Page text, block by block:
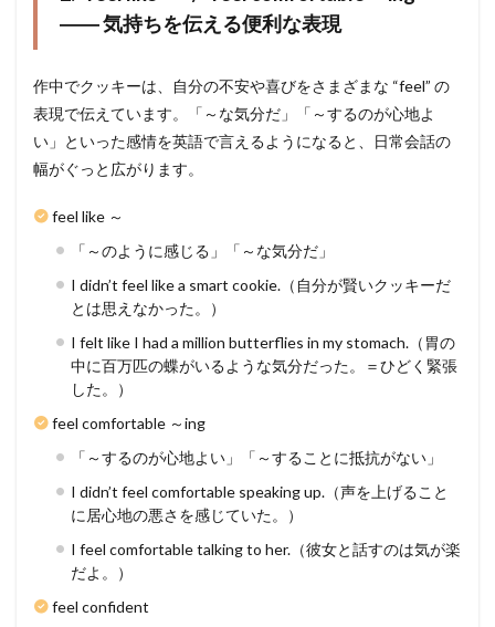
―― 気持ちを伝える便利な表現
作中でクッキーは、自分の不安や喜びをさまざまな “feel” の
表現で伝えています。「～な気分だ」「～するのが心地よ
い」といった感情を英語で言えるようになると、日常会話の
幅がぐっと広がります。
feel like ～
「～のように感じる」「～な気分だ」
I didn’t feel like a smart cookie.（自分が賢いクッキーだ
とは思えなかった。）
I felt like I had a million butterflies in my stomach.（胃の
中に百万匹の蝶がいるような気分だった。＝ひどく緊張
した。）
feel comfortable ～ing
「～するのが心地よい」「～することに抵抗がない」
I didn’t feel comfortable speaking up.（声を上げること
に居心地の悪さを感じていた。）
I feel comfortable talking to her.（彼女と話すのは気が楽
だよ。）
feel confident